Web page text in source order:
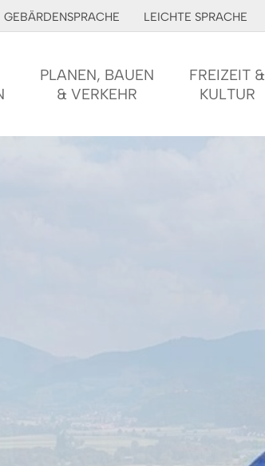
GEBÄRDENSPRACHE LEICHTE SPRACHE
PLANEN, BAUEN
& VERKEHR
FREIZEIT &
KULTUR